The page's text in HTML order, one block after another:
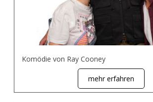
Komödie von Ray Cooney
mehr erfahren